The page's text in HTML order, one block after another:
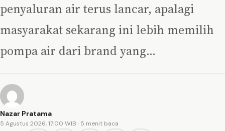
penyaluran air terus lancar, apalagi
masyarakat sekarang ini lebih memilih
pompa air dari brand yang…
Nazar Pratama
5 Agustus 2026, 17:00 WIB · 5 menit baca